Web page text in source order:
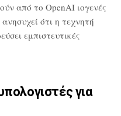
από το OpenAI ιογενές
ανησυχεί ότι η τεχνητή
εμπιστευτικές
για